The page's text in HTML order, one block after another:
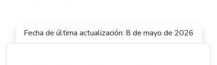
Fecha de última actualización: 8 de mayo de 2026